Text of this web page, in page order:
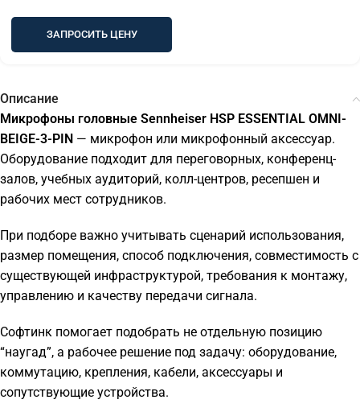
ЗАПРОСИТЬ ЦЕНУ
Описание
Микрофоны головные Sennheiser HSP ESSENTIAL OMNI-
BEIGE-3-PIN — микрофон или микрофонный аксессуар.
Оборудование подходит для переговорных, конференц-
залов, учебных аудиторий, колл-центров, ресепшен и
рабочих мест сотрудников.
При подборе важно учитывать сценарий использования,
размер помещения, способ подключения, совместимость с
существующей инфраструктурой, требования к монтажу,
управлению и качеству передачи сигнала.
Софтинк помогает подобрать не отдельную позицию
“наугад”, а рабочее решение под задачу: оборудование,
коммутацию, крепления, кабели, аксессуары и
сопутствующие устройства.